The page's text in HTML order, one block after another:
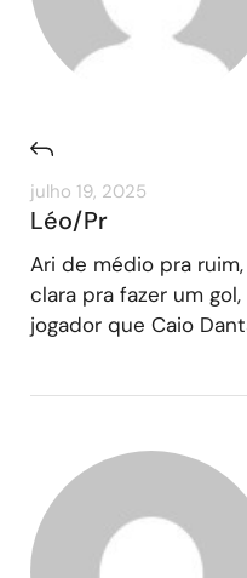
julho 19, 2025
Léo/Pr
Ari de médio pra
clara pra fazer um
jogador que Caio